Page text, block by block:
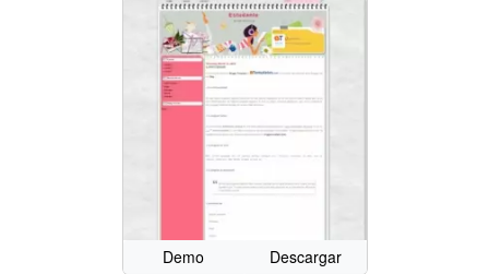
Demo Descargar